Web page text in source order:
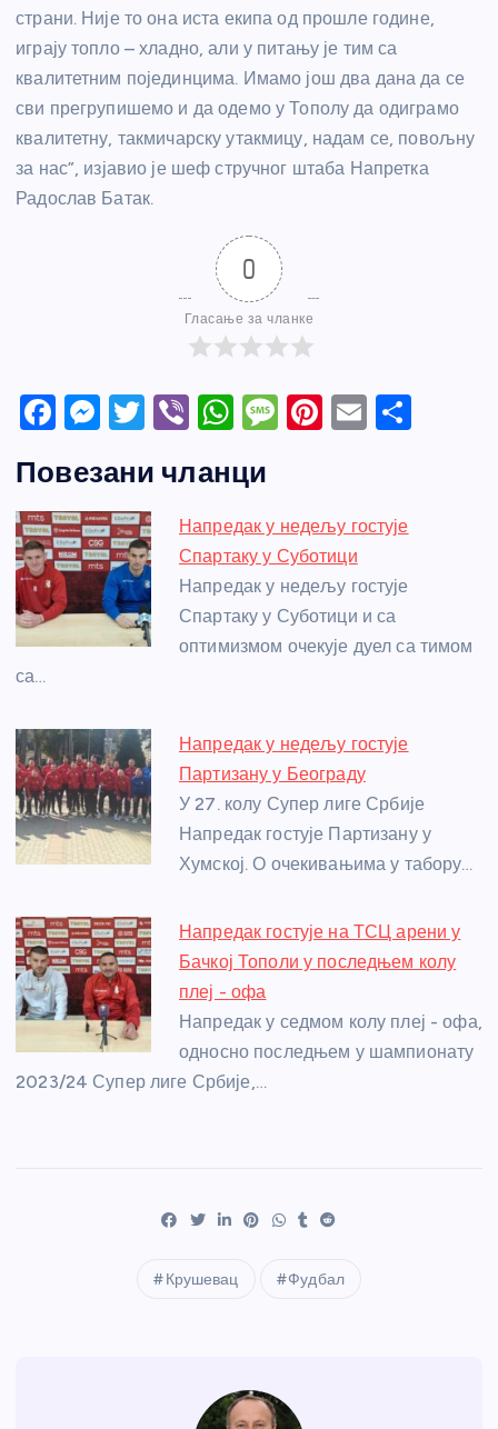
страни. Није то она иста екипа од прошле године,
играју топло – хладно, али у питању је тим са
квалитетним појединцима. Имамо још два дана да се
сви прегрупишемо и да одемо у Тополу да одиграмо
квалитетну, такмичарску утакмицу, надам се, повољну
за нас”, изјавио је шеф стручног штаба Напретка
Радослав Батак.
0
Гласање за чланке
F
c
e
b
o
o
k
M
ss
e
n
g
er
T
itt
er
Vi
er
W
at
s
A
p
p
M
a
g
e
Pi
e
st
E
Повезани чланци
Напредак у недељу гостује
Спартаку у Суботици
Напредак у недељу гостује
Спартаку у Суботици и са
оптимизмом очекује дуел са тимом
са…
Напредак у недељу гостује
Партизану у Београду
У 27. колу Супер лиге Србије
Напредак гостује Партизану у
Хумској. О очекивањима у табору…
Напредак гостује на ТСЦ арени у
Бачкој Тополи у последњем колу
плеј - офа
Напредак у седмом колу плеј - офа,
односно последњем у шампионату
2023/24 Супер лиге Србије,…
Крушевац Фудбал